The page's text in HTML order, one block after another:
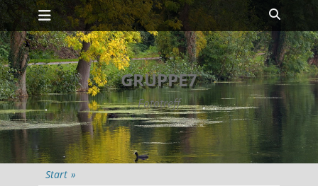
Zum
Inhalt
springen
Primäres Menü
GRUPPE7
Fototreff
Start »